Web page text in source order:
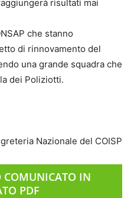
risultati mai
che stanno
di rinnovamento del
una grande squadra che
dei Poliziotti.
Nazionale del COISP
COMUNICATO IN
PDF